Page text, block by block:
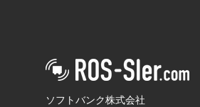
日本ロボ
ソフトバンク株式会社